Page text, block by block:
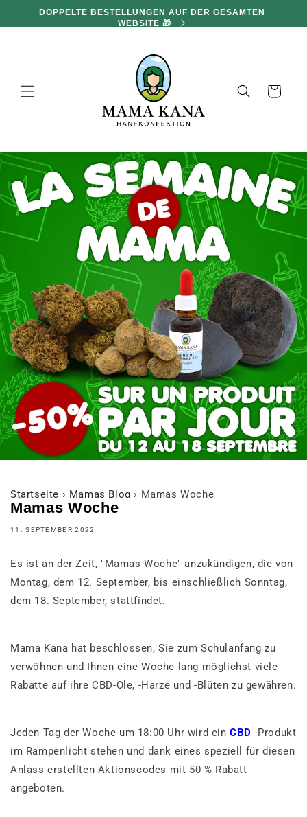
und zumDOPPELTE BESTELLUNGEN AUF DER GESAMTEN
WEBSITE 🎁
Warenkorb
Startseite › Mamas Blog › Mamas Woche
Mamas Woche
11. SEPTEMBER 2022
Es ist an der Zeit, "Mamas Woche" anzukündigen, die von
Montag, dem 12. September, bis einschließlich Sonntag,
dem 18. September, stattfindet.
Mama Kana hat beschlossen, Sie zum Schulanfang zu
verwöhnen und Ihnen eine Woche lang möglichst viele
Rabatte auf ihre CBD-Öle, -Harze und -Blüten zu gewähren.
Jeden Tag der Woche um 18:00 Uhr wird einCBD -Produkt
im Rampenlicht stehen und dank eines speziell für diesen
Anlass erstellten Aktionscodes mit 50 % Rabatt
angeboten.